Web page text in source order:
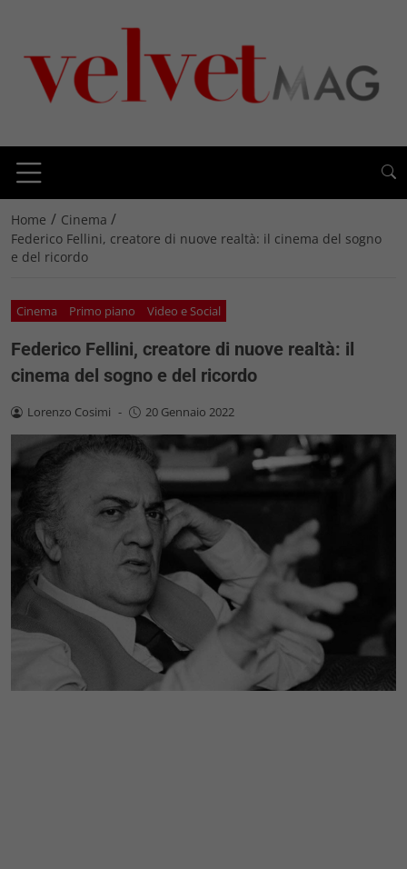
Home / Cinema /
Federico Fellini, creatore di nuove realtà: il cinema del sogno
e del ricordo
Cinema Primo piano Video e Social
Federico Fellini, creatore di nuove realtà: il
cinema del sogno e del ricordo
Lorenzo Cosimi - 20 Gennaio 2022